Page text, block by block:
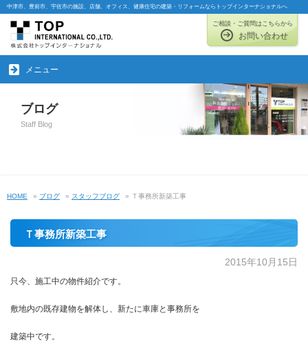
中津市、豊前市、宇佐市の施設、店舗、オフィス、健康住宅の建築・リフォームならトップインターナショナルへ
ご相談・ご質問はこちらから
お問い合わせ
メニュー
ブログ
Staff Blog
HOME » ブログ » スタッフブログ » Ｔ事務所新築工事
Ｔ事務所新築工事
2015年10月15日
只今、施工中の物件紹介です。
敷地内の既存建物を解体し、新たに車庫と事務所を
建築中です。